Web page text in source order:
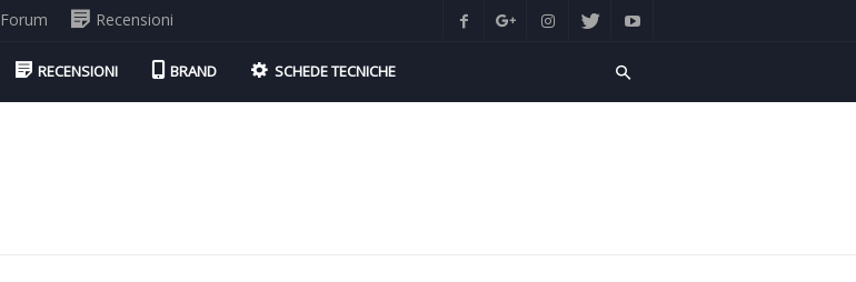
Forum Recensioni
RECENSIONI BRAND SCHEDE TECNICHE